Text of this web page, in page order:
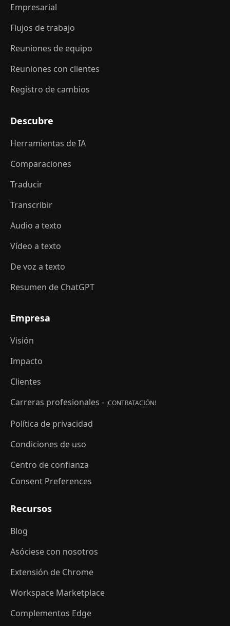
Empresarial
Flujos de trabajo
Reuniones de equipo
Reuniones con clientes
Registro de cambios
Descubre
Herramientas de IA
Comparaciones
Traducir
Transcribir
Audio a texto
Vídeo a texto
De voz a texto
Resumen de ChatGPT
Empresa
Visión
Impacto
Clientes
Carreras profesionales - ¡CONTRATACIÓN!
Política de privacidad
Condiciones de uso
Centro de confianza
Consent Preferences
Recursos
Blog
Asóciese con nosotros
Extensión de Chrome
Workspace Marketplace
Complementos Edge